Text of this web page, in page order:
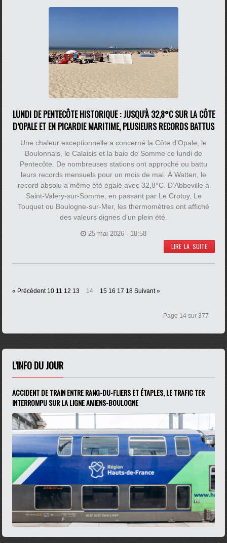
LUNDI DE PENTECÔTE HISTORIQUE : JUSQU’À 32,8°C SUR LA CÔTE
D’OPALE ET EN PICARDIE MARITIME, PLUSIEURS RECORDS BATTUS
Une chaleur exceptionnelle a concerné la Côte d’Opale, le
Boulonnais, le Calaisis et la baie de Somme ce lundi de
Pentecôte. De nombreuses stations ont approché ou battu
leurs records mensuels pour un mois de mai. À Watten, le
record absolu a même été égalé avec 32,8°C. D’Abbeville à
Saint-Valery-sur-Somme, en passant par Le Crotoy, Le
Touquet ou Boulogne-sur-Mer, les thermomètres ont affiché
des valeurs dignes d’un plein été.
25 mai 2026 - 18:58
LIRE LA SUITE
« Précédent 10 11 12 13 14 15 16 17 18 Suivant »
Page 14 sur 377
L'INFO DU JOUR
ACCIDENT DE TRAIN ENTRE RANG-DU-FLIERS ET ÉTAPLES, LE TRAFIC TER
INTERROMPU SUR LA LIGNE AMIENS-BOULOGNE